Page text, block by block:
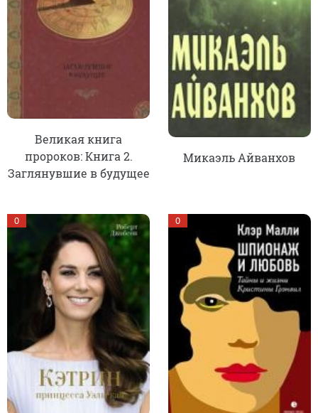
Великая книга
пророков: Книга 2.
Заглянувшие в будущее
Микаэль Айванхов
0 0